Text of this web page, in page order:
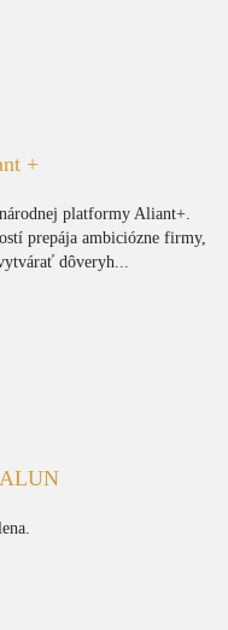
+
platformy Aliant+.
prepája ambiciózne firmy,
dôveryh...